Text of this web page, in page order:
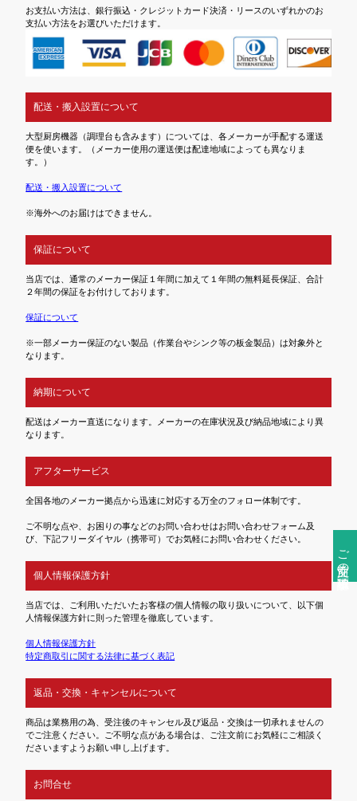
ご注文前の確認事項
お支払い方法は、銀行振込・クレジットカード決済・リースのいずれかのお
支払い方法をお選びいただけます。
配送・搬入設置について
大型厨房機器（調理台も含みます）については、各メーカーが手配する運送
便を使います。（メーカー使用の運送便は配達地域によっても異なりま
す。）
配送・搬入設置について
※海外へのお届けはできません。
保証について
当店では、通常のメーカー保証１年間に加えて１年間の無料延長保証、合計
２年間の保証をお付けしております。
保証について
※一部メーカー保証のない製品（作業台やシンク等の板金製品）は対象外と
なります。
納期について
配送はメーカー直送になります。メーカーの在庫状況及び納品地域により異
なります。
アフターサービス
全国各地のメーカー拠点から迅速に対応する万全のフォロー体制です。
ご不明な点や、お困りの事などのお問い合わせはお問い合わせフォーム及
び、下記フリーダイヤル（携帯可）でお気軽にお問い合わせください。
個人情報保護方針
当店では、ご利用いただいたお客様の個人情報の取り扱いについて、以下個
人情報保護方針に則った管理を徹底しています。
個人情報保護方針
特定商取引に関する法律に基づく表記
返品・交換・キャンセルについて
商品は業務用の為、受注後のキャンセル及び返品・交換は一切承れませんの
でご注意ください。ご不明な点がある場合は、ご注文前にお気軽にご相談く
ださいますようお願い申し上げます。
お問合せ